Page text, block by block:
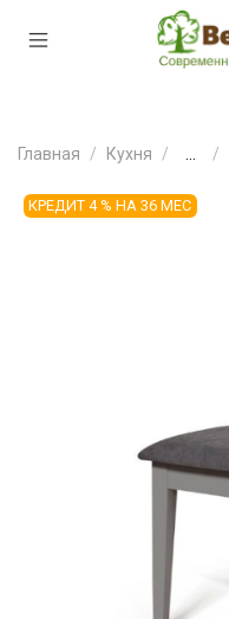
Главная Кухня
КРЕДИТ 4 % НА 36 МЕС